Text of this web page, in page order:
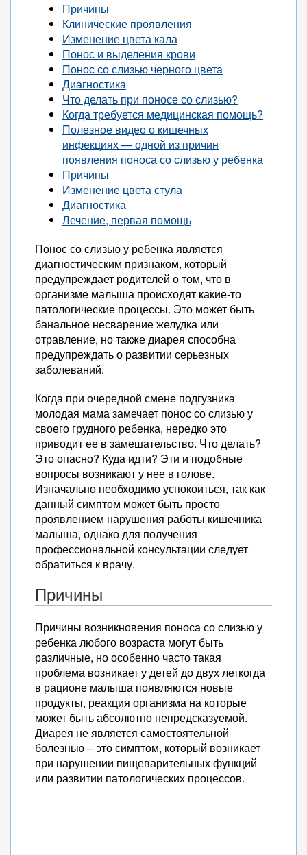
Причины
Клинические проявления
Изменение цвета кала
Понос и выделения крови
Понос со слизью черного цвета
Диагностика
Что делать при поносе со слизью?
Когда требуется медицинская помощь?
Полезное видео о кишечных
инфекциях — одной из причин
появления поноса со слизью у ребенка
Причины
Изменение цвета стула
Диагностика
Лечение, первая помощь
Понос со слизью у ребенка является
диагностическим признаком, который
предупреждает родителей о том, что в
организме малыша происходят какие-то
патологические процессы. Это может быть
банальное несварение желудка или
отравление, но также диарея способна
предупреждать о развитии серьезных
заболеваний.
Когда при очередной смене подгузника
молодая мама замечает понос со слизью у
своего грудного ребенка, нередко это
приводит ее в замешательство. Что делать?
Это опасно? Куда идти? Эти и подобные
вопросы возникают у нее в голове.
Изначально необходимо успокоиться, так как
данный симптом может быть просто
проявлением нарушения работы кишечника
малыша, однако для получения
профессиональной консультации следует
обратиться к врачу.
Причины
Причины возникновения поноса со слизью у
ребенка любого возраста могут быть
различные, но особенно часто такая
проблема возникает у детей до двух леткогда
в рационе малыша появляются новые
продукты, реакция организма на которые
может быть абсолютно непредсказуемой.
Диарея не является самостоятельной
болезнью – это симптом, который возникает
при нарушении пищеварительных функций
или развитии патологических процессов.